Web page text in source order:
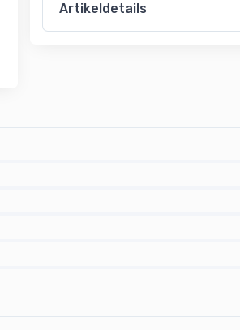
Artikeldetails